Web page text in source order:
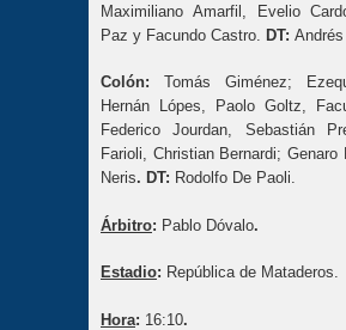
Maximiliano Amarfil, Evelio
Paz y Facundo Castro. DT: Andrés
Colón: Tomás Giménez;
Hernán Lópes, Paolo Goltz,
Federico Jourdan, Sebastián
Farioli, Christian Bernardi;
Neris. DT: Rodolfo De Paoli.
Árbitro: Pablo Dóvalo.
Estadio: República de Mataderos.
Hora: 16:10.